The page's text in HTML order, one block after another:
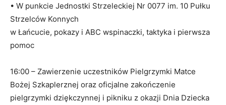
• W punkcie Jednostki Strzeleckiej Nr 0077 im. 10 Pułku
Strzelców Konnych
w Łańcucie, pokazy i ABC wspinaczki, taktyka i pierwsza
pomoc
16:00 – Zawierzenie uczestników Pielgrzymki Matce
Bożej Szkaplerznej oraz oficjalne zakończenie
pielgrzymki dziękczynnej i pikniku z okazji Dnia Dziecka